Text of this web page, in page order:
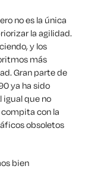
no es la única
la agilidad.
y los
más
Gran parte de
ya ha sido
que no
con la
obsoletos
bien